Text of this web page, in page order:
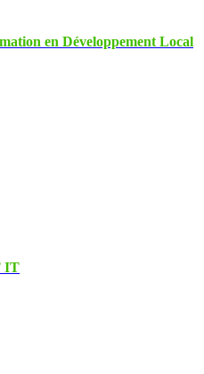
en Développement Local
IT